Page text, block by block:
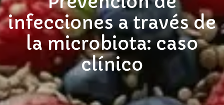
infecciones a través de
la microbiota: caso
clínico